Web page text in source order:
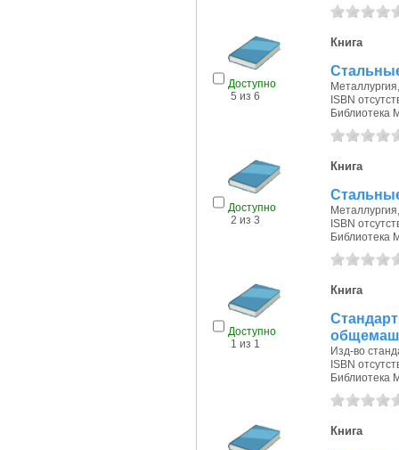
Доступно
5 из 6
Книга
ISBN
Библиотека
Доступно
2 из 3
Книга
ISBN
Библиотека
Доступно
1 из 1
Книга
Изд-во
ISBN
Книга